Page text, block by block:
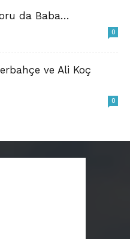
da Baba…
0
ve Ali Koç
0